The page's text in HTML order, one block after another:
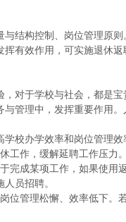
与结构控制、岗位管理原
挥有效作用，可实施退休
，对于学校与社会，都是
与管理中，发挥重要作用
学校办学效率和岗位管理效
工作，缓解延聘工作压力
完成某项工作，如果使
员招聘。
位管理松懈、效率低下